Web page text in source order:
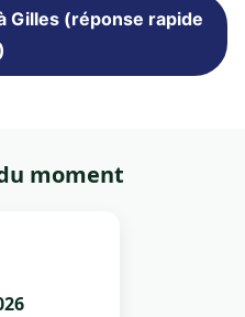
Gilles (réponse rapide
moment